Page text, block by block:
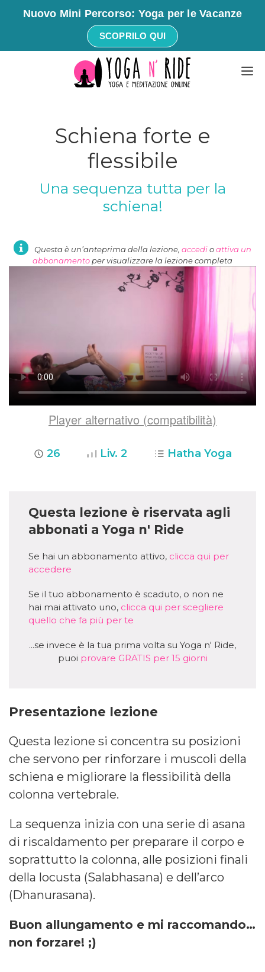
Nuovo Mini Percorso: Yoga per le Vacanze
SCOPRILO QUI
Schiena forte e
flessibile
Una sequenza tutta per la
schiena!
Questa è un’anteprima della lezione, accedioattiva un
abbonamento per visualizzare la lezione completa
Player alternativo (compatibilità)
26 Liv. 2 Hatha Yoga
Questa lezione è riservata agli
abbonati a Yoga n' Ride
Se hai un abbonamento attivo, clicca qui per
accedere
Se il tuo abbonamento è scaduto, o non ne
hai mai attivato uno, clicca qui per scegliere
quello che fa più per te
...se invece è la tua prima volta su Yoga n' Ride,
puoi provare GRATIS per 15 giorni
Presentazione lezione
Questa lezione si concentra su posizioni
che servono per rinforzare i muscoli della
schiena e migliorare la flessibilità della
colonna vertebrale.
La sequenza inizia con una serie di asana
di riscaldamento per preparare il corpo e
soprattutto la colonna, alle posizioni finali
della locusta (Salabhasana) e dell’arco
(Dhanurasana).
Buon allungamento e mi raccomando…
non forzare! ;)​